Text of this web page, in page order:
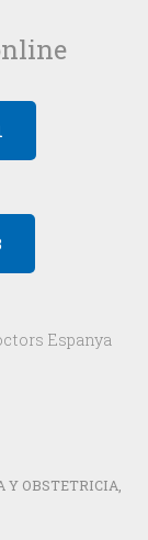
Espanya
Y OBSTETRICIA,